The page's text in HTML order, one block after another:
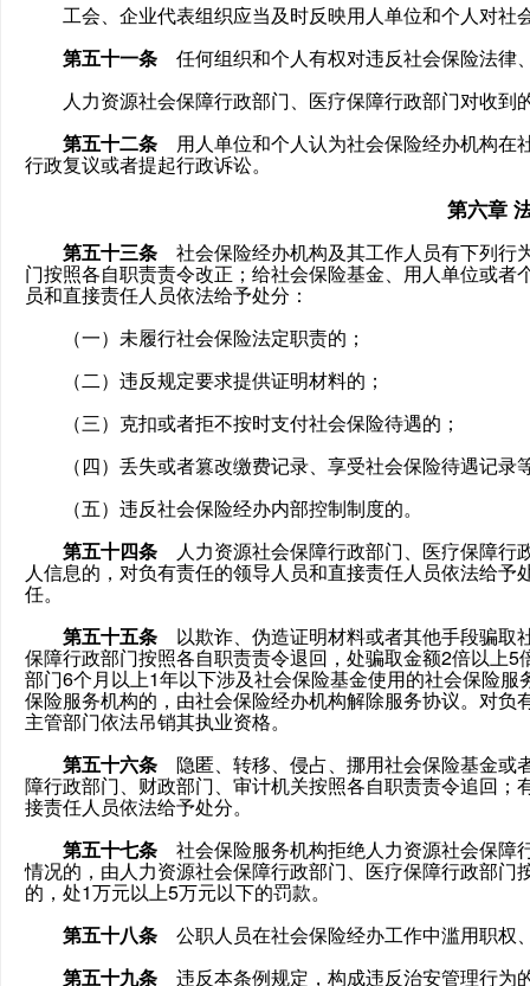
工会、企业代表组织应当及时反映用人单位和个人对社
第五十一条 任何组织和个人有权对违反社会保险法律
人力资源社会保障行政部门、医疗保障行政部门对收到
第五十二条 用人单位和个人认为社会保险经办机构在
行政复议或者提起行政诉讼。
第六章
第五十三条 社会保险经办机构及其工作人员有下列行
门按照各自职责责令改正；给社会保险基金、用人单位或
员和直接责任人员依法给予处分：
（一）未履行社会保险法定职责的；
（二）违反规定要求提供证明材料的；
（三）克扣或者拒不按时支付社会保险待遇的；
（四）丢失或者篡改缴费记录、享受社会保险待遇记录
（五）违反社会保险经办内部控制制度的。
第五十四条 人力资源社会保障行政部门、医疗保障行
人信息的，对负有责任的领导人员和直接责任人员依法给
任。
第五十五条 以欺诈、伪造证明材料或者其他手段骗取
保障行政部门按照各自职责责令退回，处骗取金额2倍以上
部门6个月以上1年以下涉及社会保险基金使用的社会保险
保险服务机构的，由社会保险经办机构解除服务协议。对
主管部门依法吊销其执业资格。
第五十六条 隐匿、转移、侵占、挪用社会保险基金或
障行政部门、财政部门、审计机关按照各自职责责令追回
接责任人员依法给予处分。
第五十七条 社会保险服务机构拒绝人力资源社会保障
情况的，由人力资源社会保障行政部门、医疗保障行政部
的，处1万元以上5万元以下的罚款。
第五十八条 公职人员在社会保险经办工作中滥用职权
第五十九条 违反本条例规定，构成违反治安管理行为